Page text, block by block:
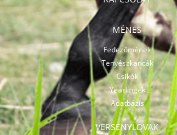
MÉNES
Fedezőmének
Tenyészkancák
Csikók
Yearlingek
Adatbázis
VERSENYLOVAK